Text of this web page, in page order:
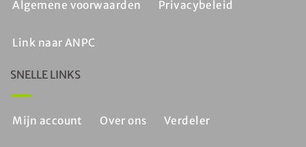
Algemene voorwaarden Privacybeleid
Link naar ANPC
SNELLE LINKS
Mijn account Over ons Verdeler